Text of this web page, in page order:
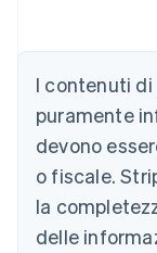
I contenuti
puramente
devono
o fiscale.
la
delle
English
DeutschEnglish
Belgio
Nederlands
Brasile
Português
Bulgaria